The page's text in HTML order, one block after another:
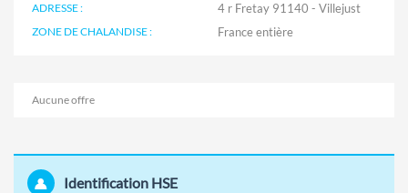
ADRESSE : 4 r Fretay 91140 - Villejust
ZONE DE CHALANDISE :
Aucune offre
Identification HSE